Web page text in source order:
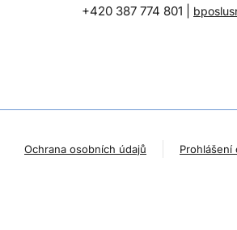
+420 387 774 801 |
Ochrana osobních údajů Prohlášení